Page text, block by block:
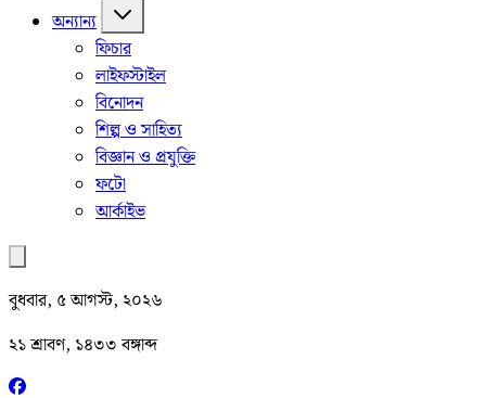
অন্যান্য
ফিচার
লাইফস্টাইল
বিনোদন
শিল্প ও সাহিত্য
বিজ্ঞান ও প্রযুক্তি
ফটো
আর্কাইভ
বুধবার, ৫ আগস্ট, ২০২৬
২১ শ্রাবণ, ১৪৩৩ বঙ্গাব্দ